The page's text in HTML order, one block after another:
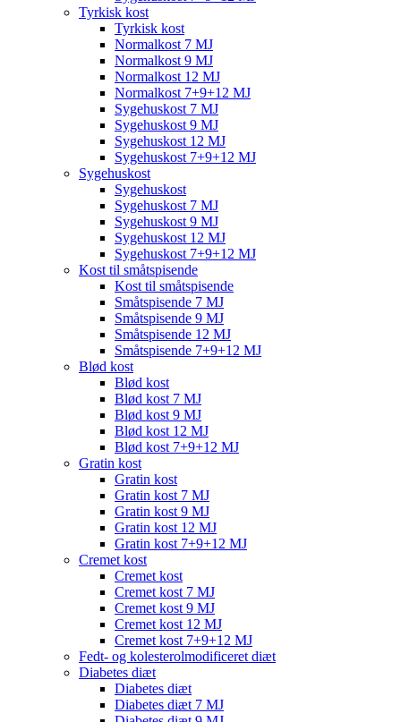
Tyrkisk kost
Tyrkisk kost
Normalkost 7 MJ
Normalkost 9 MJ
Normalkost 12 MJ
Normalkost 7+9+12 MJ
Sygehuskost 7 MJ
Sygehuskost 9 MJ
Sygehuskost 12 MJ
Sygehuskost 7+9+12 MJ
Sygehuskost
Sygehuskost
Sygehuskost 7 MJ
Sygehuskost 9 MJ
Sygehuskost 12 MJ
Sygehuskost 7+9+12 MJ
Kost til småtspisende
Kost til småtspisende
Småtspisende 7 MJ
Småtspisende 9 MJ
Småtspisende 12 MJ
Småtspisende 7+9+12 MJ
Blød kost
Blød kost
Blød kost 7 MJ
Blød kost 9 MJ
Blød kost 12 MJ
Blød kost 7+9+12 MJ
Gratin kost
Gratin kost
Gratin kost 7 MJ
Gratin kost 9 MJ
Gratin kost 12 MJ
Gratin kost 7+9+12 MJ
Cremet kost
Cremet kost
Cremet kost 7 MJ
Cremet kost 9 MJ
Cremet kost 12 MJ
Cremet kost 7+9+12 MJ
Fedt- og kolesterolmodificeret diæt
Diabetes diæt
Diabetes diæt
Diabetes diæt 7 MJ